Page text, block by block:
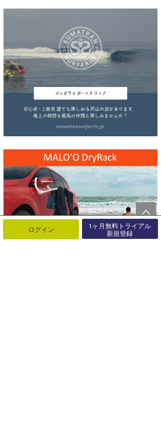
米山予報士
wanda
予報士 hiro.
banpaku
chappy
Romisea
ログイン 1ヶ月無料トライアル
新規登録